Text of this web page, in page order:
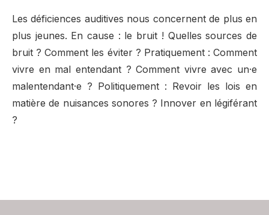
Les déficiences auditives nous concernent de plus en
plus jeunes. En cause : le bruit ! Quelles sources de
bruit ? Comment les éviter ? Pratiquement : Comment
vivre en mal entendant ? Comment vivre avec un·e
malentendant·e ? Politiquement : Revoir les lois en
matière de nuisances sonores ? Innover en légiférant
?